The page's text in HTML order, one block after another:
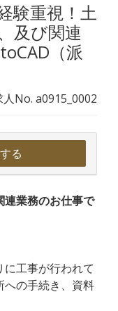
験重視！土
及び関連
（派
人No. a0915_0002
る
連業務のお仕事で
工事が行われて
への手続き、資料